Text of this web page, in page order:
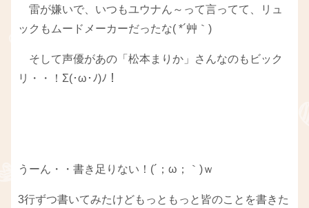
雷が嫌いで、いつもユウナん～って言ってて、リュ
ックもムードメーカーだったな( *´艸｀)
そして声優があの「松本まりか」さんなのもビック
リ・・！Σ(･ω･ﾉ)ﾉ！
うーん・・書き足りない！(´；ω；｀)ｗ
3行ずつ書いてみたけどもっともっと皆のことを書きた